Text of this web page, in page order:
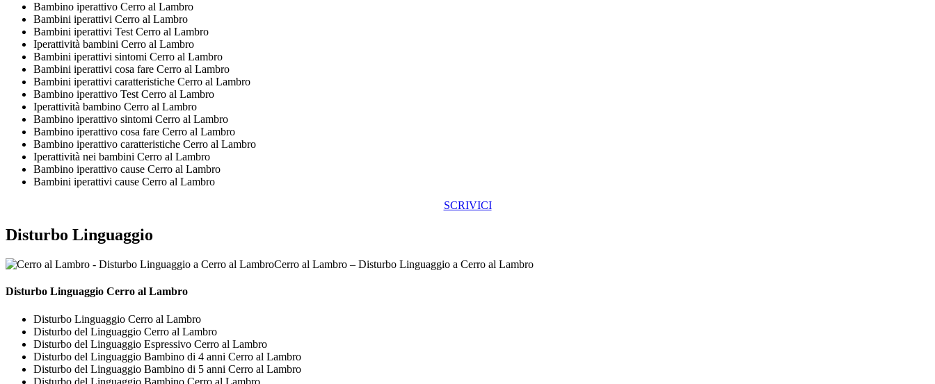
Bambino iperattivo Cerro al Lambro
Bambini iperattivi Cerro al Lambro
Bambini iperattivi Test Cerro al Lambro
Iperattività bambini Cerro al Lambro
Bambini iperattivi sintomi Cerro al Lambro
Bambini iperattivi cosa fare Cerro al Lambro
Bambini iperattivi caratteristiche Cerro al Lambro
Bambino iperattivo Test Cerro al Lambro
Iperattività bambino Cerro al Lambro
Bambino iperattivo sintomi Cerro al Lambro
Bambino iperattivo cosa fare Cerro al Lambro
Bambino iperattivo caratteristiche Cerro al Lambro
Iperattività nei bambini Cerro al Lambro
Bambino iperattivo cause Cerro al Lambro
Bambini iperattivi cause Cerro al Lambro
SCRIVICI
Disturbo Linguaggio
Cerro al Lambro – Disturbo Linguaggio a Cerro al Lambro
Disturbo Linguaggio Cerro al Lambro
Disturbo Linguaggio Cerro al Lambro
Disturbo del Linguaggio Cerro al Lambro
Disturbo del Linguaggio Espressivo Cerro al Lambro
Disturbo del Linguaggio Bambino di 4 anni Cerro al Lambro
Disturbo del Linguaggio Bambino di 5 anni Cerro al Lambro
Disturbo del Linguaggio Bambino Cerro al Lambro